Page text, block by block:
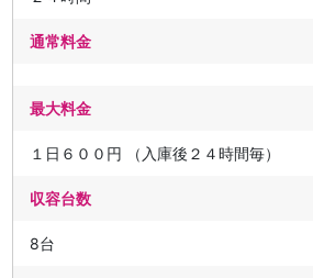
通常料金
最大料金
１日６００円 （入庫後２４時間毎）
収容台数
8台